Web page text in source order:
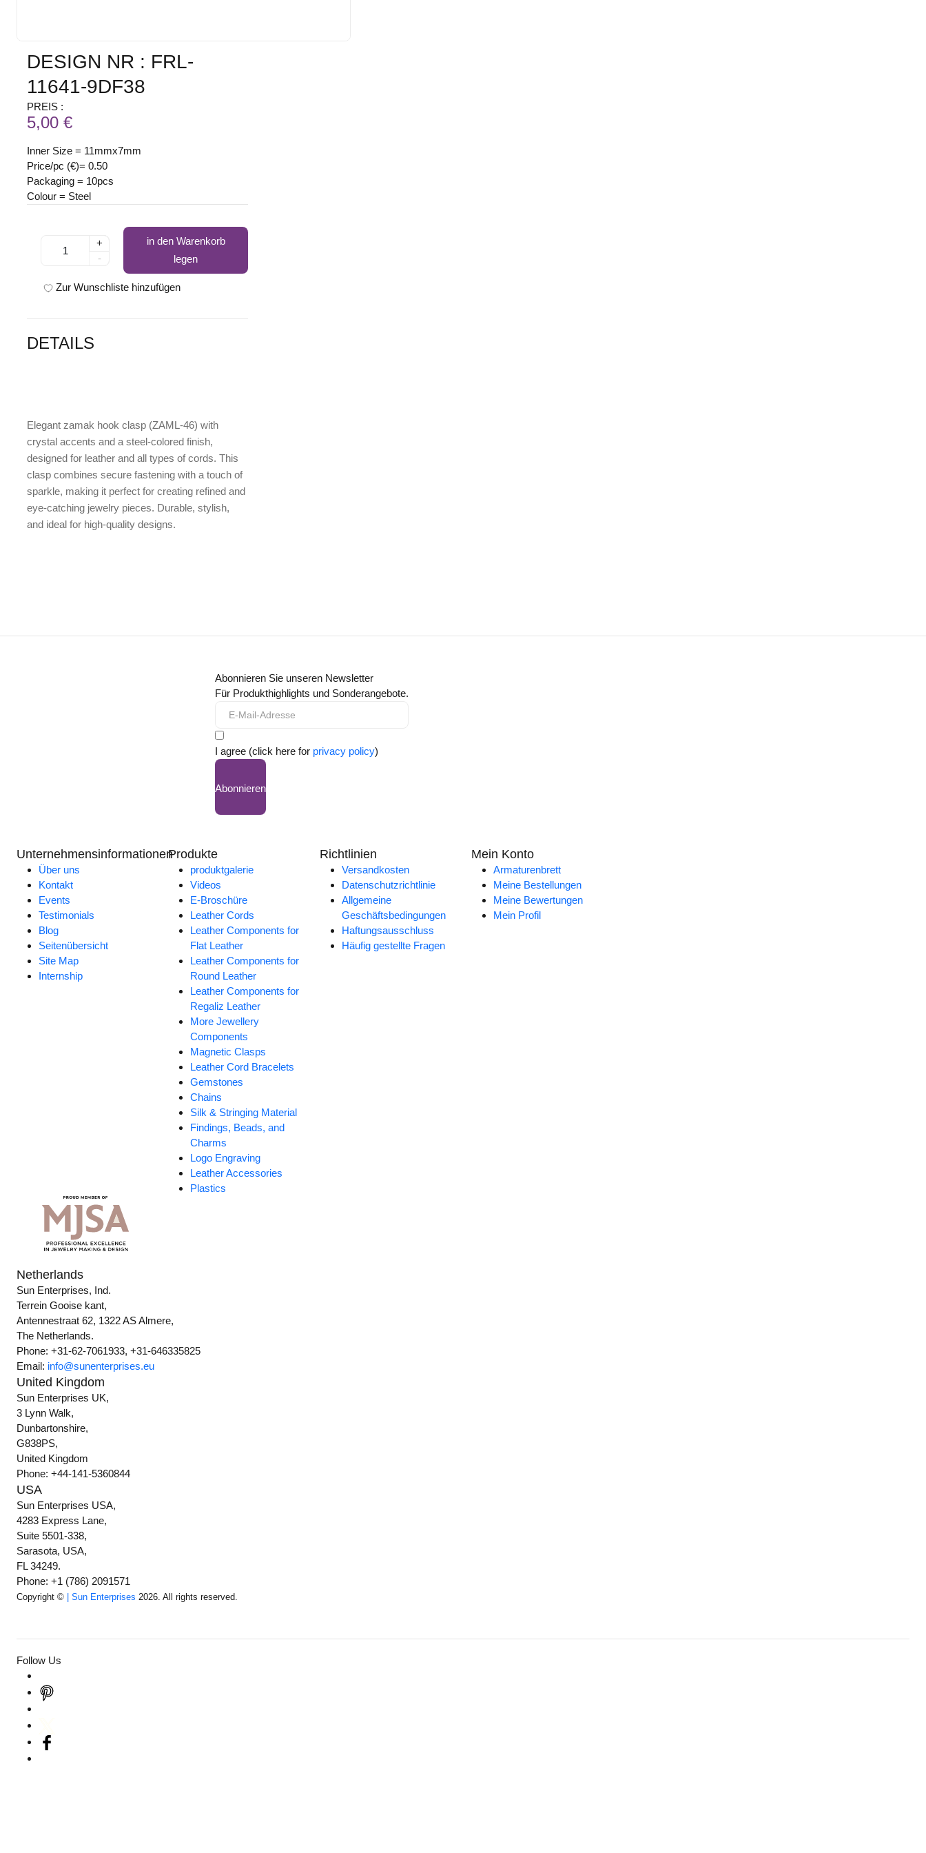
DESIGN NR : FRL-
11641-9DF38
PREIS :
5,00 €
Inner Size = 11mmx7mm
Price/pc (€)= 0.50
Packaging = 10pcs
Colour = Steel
+
-
in den Warenkorb
legen
Zur Wunschliste hinzufügen
DETAILS
Elegant zamak hook clasp (ZAML-46) with
crystal accents and a steel-colored finish,
designed for leather and all types of cords. This
clasp combines secure fastening with a touch of
sparkle, making it perfect for creating refined and
eye-catching jewelry pieces. Durable, stylish,
and ideal for high-quality designs.
Abonnieren Sie unseren Newsletter
Für Produkthighlights und Sonderangebote.
I agree (click here for privacy policy)
Abonnieren
Unternehmensinformationen
Über uns
Kontakt
Events
Testimonials
Blog
Seitenübersicht
Site Map
Internship
Produkte
produktgalerie
Videos
E-Broschüre
Leather Cords
Leather Components for
Flat Leather
Leather Components for
Round Leather
Leather Components for
Regaliz Leather
More Jewellery
Components
Magnetic Clasps
Leather Cord Bracelets
Gemstones
Chains
Silk & Stringing Material
Findings, Beads, and
Charms
Logo Engraving
Leather Accessories
Plastics
Richtlinien
Versandkosten
Datenschutzrichtlinie
Allgemeine
Geschäftsbedingungen
Haftungsausschluss
Häufig gestellte Fragen
Mein Konto
Armaturenbrett
Meine Bestellungen
Meine Bewertungen
Mein Profil
Netherlands
Sun Enterprises, Ind.
Terrein Gooise kant,
Antennestraat 62, 1322 AS Almere,
The Netherlands.
Phone: +31-62-7061933, +31-646335825
Email: info@sunenterprises.eu
United Kingdom
Sun Enterprises UK,
3 Lynn Walk,
Dunbartonshire,
G838PS,
United Kingdom
Phone: +44-141-5360844
USA
Sun Enterprises USA,
4283 Express Lane,
Suite 5501-338,
Sarasota, USA,
FL 34249.
Phone: +1 (786) 2091571
Copyright © | Sun Enterprises 2026. All rights reserved.
Follow Us